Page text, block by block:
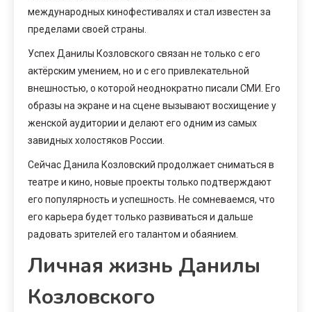
международных кинофестивалях и стал известен за
пределами своей страны.
Успех Данилы Козловского связан не только с его
актёрским умением, но и с его привлекательной
внешностью, о которой неоднократно писали СМИ. Его
образы на экране и на сцене вызывают восхищение у
женской аудитории и делают его одним из самых
завидных холостяков России.
Сейчас Данила Козловский продолжает сниматься в
театре и кино, новые проекты только подтверждают
его популярность и успешность. Не сомневаемся, что
его карьера будет только развиваться и дальше
радовать зрителей его талантом и обаянием.
Личная жизнь Данилы
Козловского